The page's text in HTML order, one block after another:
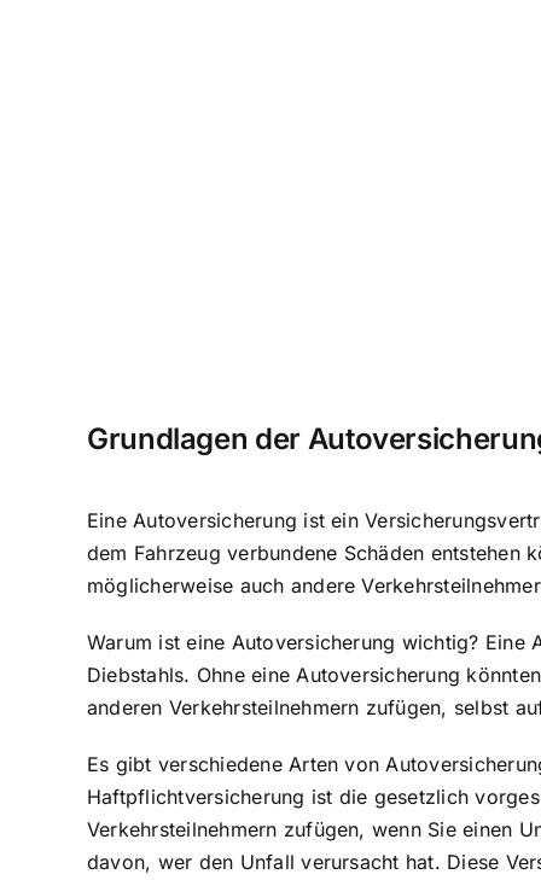
Grundlagen der
Eine Autoversicherung ist ein
dem Fahrzeug verbundene Schäden entstehen
möglicherweise auch andere
Warum ist eine Autoversicherung wichtig?
Diebstahls. Ohne eine Autoversicherung
anderen Verkehrsteilnehmern zufügen, selbst
Es gibt verschiedene Arten von
Haftpflichtversicherung ist die gesetzlich
Verkehrsteilnehmern zufügen, wenn Sie einen
davon, wer den Unfall verursacht hat. Diese